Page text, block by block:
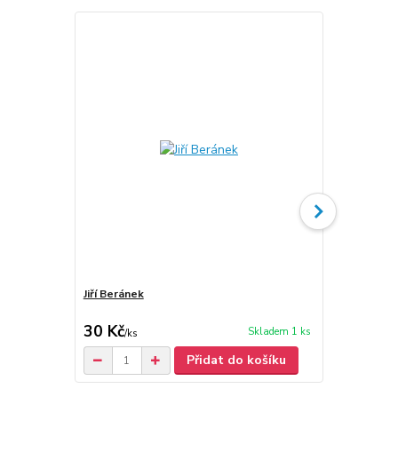
Jiří Beránek
30 Kč/ks Skladem 1 ks
Přidat do košíku